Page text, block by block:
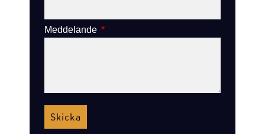
Meddelande
Skicka